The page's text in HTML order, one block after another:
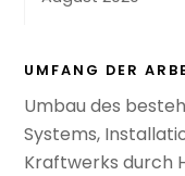
UMFANG DER
Umbau des
Systems,
Kraftwerks durch